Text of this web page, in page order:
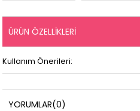
ÜRÜN ÖZELLIKLERI
Kullanım Önerileri:
YORUMLAR(0)